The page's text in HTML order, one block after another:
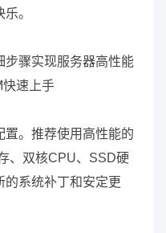
。
置。推荐使用高性能的
、双核CPU、SSD硬
系统补丁和安定更